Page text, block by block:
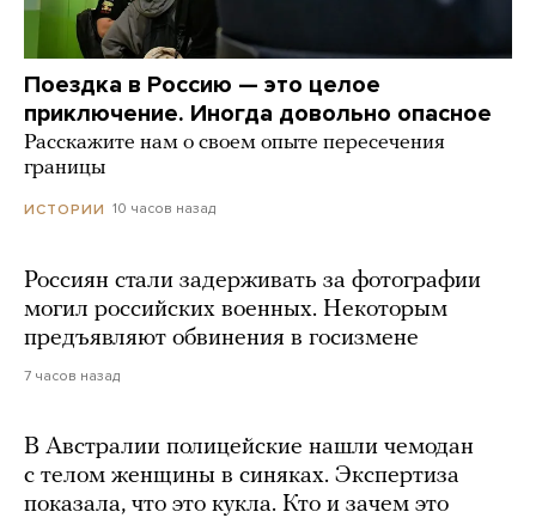
Поездка в Россию — это целое
приключение. Иногда довольно опасное
Расскажите нам о своем опыте пересечения
границы
ИСТОРИИ 10 часов назад
Россиян стали задерживать за фотографии
могил российских военных. Некоторым
предъявляют обвинения в госизмене
7 часов назад
В Австралии полицейские нашли чемодан
с телом женщины в синяках. Экспертиза
показала, что это кукла. Кто и зачем это